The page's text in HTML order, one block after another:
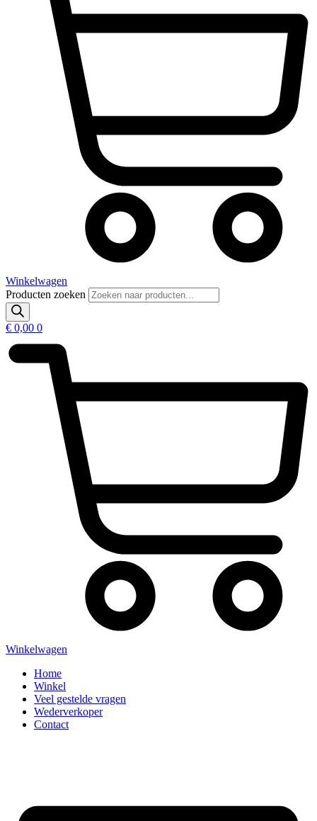
Winkelwagen
Producten zoeken
€ 0,00 0
Winkelwagen
Home
Winkel
Veel gestelde vragen
Wederverkoper
Contact